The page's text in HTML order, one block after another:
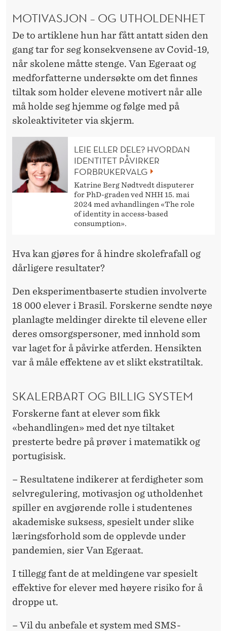
MOTIVASJON – OG UTHOLDENHET
De to artiklene hun har fått antatt siden den
gang tar for seg konsekvensene av Covid-19,
når skolene måtte stenge. Van Egeraat og
medforfatterne undersøkte om det finnes
tiltak som holder elevene motivert når alle
må holde seg hjemme og følge med på
skoleaktiviteter via skjerm.
LEIE ELLER DELE? HVORDAN
IDENTITET PÅVIRKER
FORBRUKERVALG
Katrine Berg Nødtvedt disputerer
for PhD-graden ved NHH 15. mai
2024 med avhandlingen «The role
of identity in access-based
consumption».
Hva kan gjøres for å hindre skolefrafall og
dårligere resultater?
Den eksperimentbaserte studien involverte
18 000 elever i Brasil. Forskerne sendte nøye
planlagte meldinger direkte til elevene eller
deres omsorgspersoner, med innhold som
var laget for å påvirke atferden. Hensikten
var å måle effektene av et slikt ekstratiltak.
SKALERBART OG BILLIG SYSTEM
Forskerne fant at elever som fikk
«behandlingen» med det nye tiltaket
presterte bedre på prøver i matematikk og
portugisisk.
– Resultatene indikerer at ferdigheter som
selvregulering, motivasjon og utholdenhet
spiller en avgjørende rolle i studentenes
akademiske suksess, spesielt under slike
læringsforhold som de opplevde under
pandemien, sier Van Egeraat.
I tillegg fant de at meldingene var spesielt
effektive for elever med høyere risiko for å
droppe ut.
– Vil du anbefale et system med SMS-